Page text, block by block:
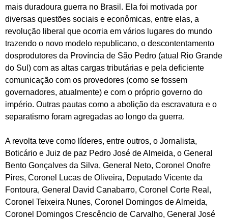
mais duradoura guerra no Brasil. Ela foi motivada por
diversas questões sociais e econômicas, entre elas, a
revolução liberal que ocorria em vários lugares do mundo
trazendo o novo modelo republicano, o descontentamento
dosprodutores da Província de São Pedro (atual Rio Grande
do Sul) com as altas cargas tributárias e pela deficiente
comunicação com os provedores (como se fossem
governadores, atualmente) e com o próprio governo do
império. Outras pautas como a abolição da escravatura e o
separatismo foram agregadas ao longo da guerra.
A revolta teve como líderes, entre outros, o Jornalista,
Boticário e Juiz de paz Pedro José de Almeida, o General
Bento Gonçalves da Silva, General Neto, Coronel Onofre
Pires, Coronel Lucas de Oliveira, Deputado Vicente da
Fontoura, General David Canabarro, Coronel Corte Real,
Coronel Teixeira Nunes, Coronel Domingos de Almeida,
Coronel Domingos Crescêncio de Carvalho, General José